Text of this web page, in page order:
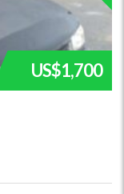
US$1,700